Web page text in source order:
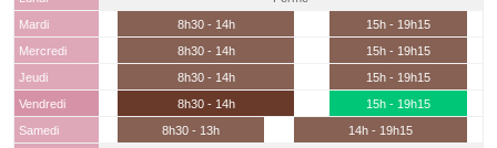
Mardi
8h30 - 14h
15h - 19h15
Mercredi
8h30 - 14h
15h - 19h15
Jeudi
8h30 - 14h
15h - 19h15
Vendredi
8h30 - 14h
15h - 19h15
Samedi
8h30 - 13h
14h - 19h15